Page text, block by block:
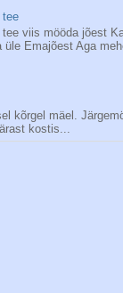
tee
tee viis mööda jõest
üle Emajõest Aga
kõrgel mäel.
kostis...